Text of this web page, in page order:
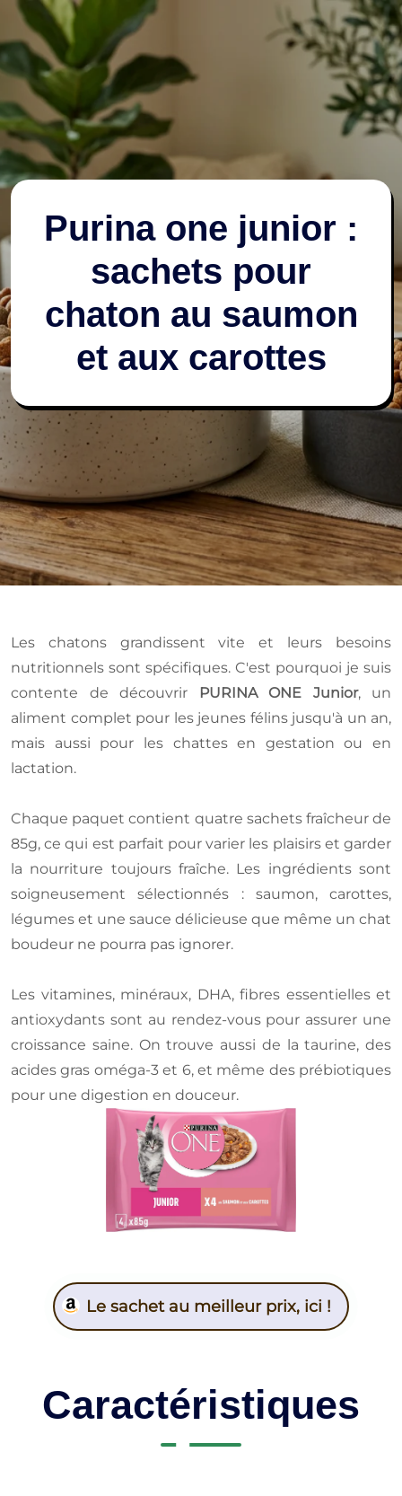
Purina one junior :
sachets pour
chaton au saumon
et aux carottes
Les chatons grandissent vite et leurs besoins
nutritionnels sont spécifiques. C'est pourquoi je suis
contente de découvrir PURINA ONE Junior, un
aliment complet pour les jeunes félins jusqu'à un an,
mais aussi pour les chattes en gestation ou en
lactation.
Chaque paquet contient quatre sachets fraîcheur de
85g, ce qui est parfait pour varier les plaisirs et garder
la nourriture toujours fraîche. Les ingrédients sont
soigneusement sélectionnés : saumon, carottes,
légumes et une sauce délicieuse que même un chat
boudeur ne pourra pas ignorer.
Les vitamines, minéraux, DHA, fibres essentielles et
antioxydants sont au rendez-vous pour assurer une
croissance saine. On trouve aussi de la taurine, des
acides gras oméga-3 et 6, et même des prébiotiques
pour une digestion en douceur.
Le sachet au meilleur prix, ici !
Caractéristiques